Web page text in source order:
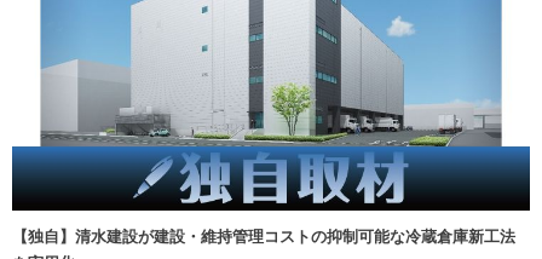
【独自】清水建設が建設・維持管理コストの抑制可能な冷蔵倉庫新工法